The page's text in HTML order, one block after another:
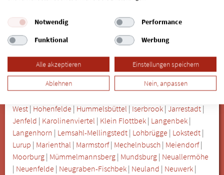
Bahrenfeld|Barmbek-Nord Barmbek-Süd|Bergedorf
Bergstedt|Billbrook |Billwerder|Blankenese
Bramfeld
|Dulsberg
Eilbek|Eimsbüttel|Eißendorf |Eppendorf|Farmsen-Berne|
Finkenwerder|Francop|Fuhlsbüttel|Gartenstadt Berne|
Groß Flottbek|Groß-Borstel Hamm-Nord|Harvestehude
West | Hohenfelde | Hummelsbüttel | Iserbrook | Jarrestadt |
Jenfeld | Karolinenviertel | Klein Flottbek | Langenbek |
Langenhorn | Lemsahl-Mellingstedt | Lohbrügge | Lokstedt |
Lurup | Marienthal | Marmstorf| Mechelnbusch | Meiendorf|
Moorburg | Mümmelmannsberg | Mundsburg | Neuallermöhe
| Neuenfelde | Neugraben-Fischbek | Neuland | Neuwerk |
Notwendig
Performance
Funktional
Werbung
Alle akzeptieren Einstellungen speichern
Ablehnen Nein, anpassen